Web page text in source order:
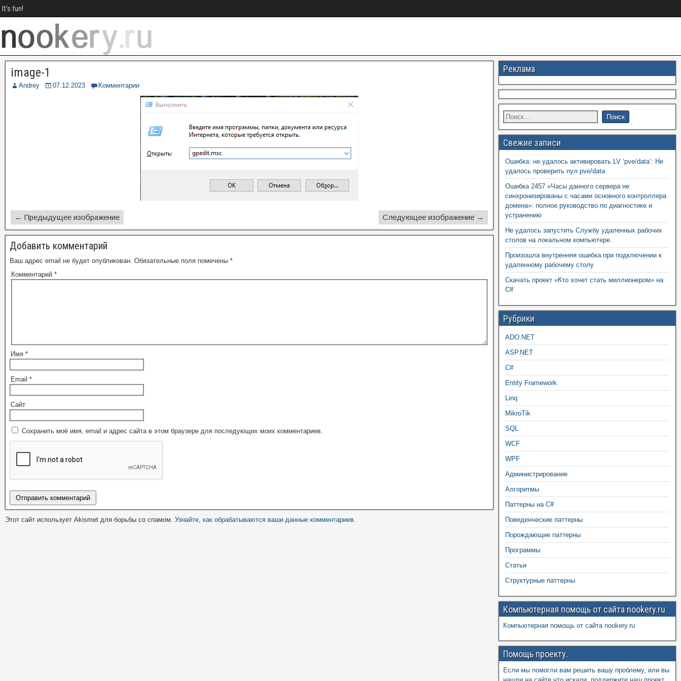
It's fun!
image-1
Andrey 07.12.2023 Комментарии
← Предыдущее изображение Следующее изображение →
Добавить комментарий
Ваш адрес email не будет опубликован. Обязательные поля помечены *
Комментарий *
Имя *
Email *
Сайт
Сохранить моё имя, email и адрес сайта в этом браузере для последующих моих комментариев.
Этот сайт использует Akismet для борьбы со спамом. Узнайте, как обрабатываются ваши данные комментариев.
Реклама
Свежие записи
Ошибка: не удалось активировать LV ‘pve/data’: Не
удалось проверить пул pve/data
Ошибка 2457 «Часы данного сервера не
синхронизированы с часами основного контроллера
домена»: полное руководство по диагностике и
устранению
Не удалось запустить Службу удаленных рабочих
столов на локальном компьютере.
Произошла внутренняя ошибка при подключении к
удаленному рабочему столу
Скачать проект «Кто хочет стать миллионером» на
C#
Рубрики
ADO.NET
ASP.NET
C#
Entity Framework
Linq
MikroTik
SQL
WCF
WPF
Администрирование
Алгоритмы
Паттерны на C#
Поведенческие паттерны
Порождающие паттерны
Программы
Статьи
Структурные паттерны
Компьютерная помощь от сайта nookery.ru
Компьютерная помощь от сайта nookery.ru
Помощь проекту.
Если мы помогли вам решить вашу проблему, или вы